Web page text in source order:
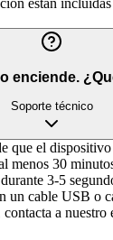
están
enciende.
Soporte técnico
que el
menos 30
3-5
un cable USB o
a nuestro